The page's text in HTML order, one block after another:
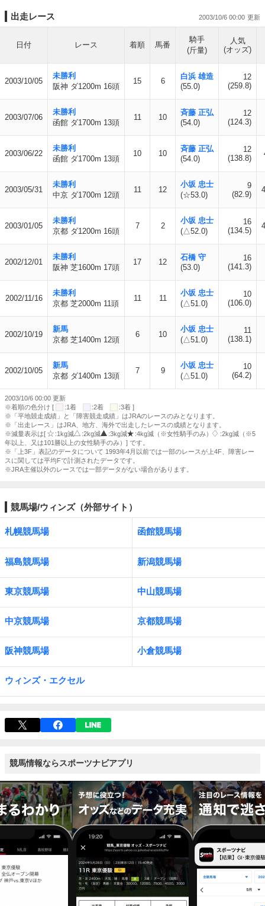
出走レース 2003/10/6 00:00
日付 レース 着順 馬番
騎手
(斤量)
人気
(オッズ)
2003/10/05
未勝利
阪神 ダ1200m 16頭
15 6
白浜 雄造
(55.0)
12
(259.8)
2003/07/06
未勝利
函館 ダ1700m 13頭
11 10
斉藤 正弘
(54.0)
12
(124.3)
2003/06/22
未勝利
函館 ダ1700m 13頭
10 10
斉藤 正弘
(54.0)
12
(138.8)
2003/05/31
未勝利
中京 ダ1700m 12頭
11 12
小坂 忠士
(☆53.0)
9
(82.9)
2003/01/05
未勝利
京都 ダ1200m 16頭
7 2
小坂 忠士
(△52.0)
16
(134.5)
2002/12/01
未勝利
阪神 芝1600m 17頭
17 12
石橋 守
(53.0)
16
(141.3)
2002/11/16
未勝利
京都 芝2000m 11頭
11 11
小坂 忠士
(△51.0)
10
(106.0)
2002/10/19
新馬
京都 芝1400m 12頭
6 10
小坂 忠士
(△51.0)
11
(138.1)
2002/10/05
新馬
京都 ダ1400m 13頭
7 9
小坂 忠士
(△51.0)
10
(64.2)
2003/10/6 00:00 更新
※着順の色分け [
:1着 :2着
:3着 ]
※「平地競走成績」と「障害競走成績」はJRAのレースのみとなります。
※「出走レース」はJRA、地方、海外で出走したレースの成績となります。
※減量表示は[
:1kg減 :2kg減 :3kg減 :4kg減（※女性騎手のみ）
:2kg減（※5
年以上、又は101勝以上の女性騎手のみ）] です。
※「上3F」表記のデータについて 1993年4月以前では一部のレースが上4F、障害レー
スに関しては平均Fで計測されたデータです。
※JRA主催以外のレースでは一部データがない場合があります。
競馬場/ウィンズ（外部サイト）
札幌競馬場 函館競馬場
福島競馬場 新潟競馬場
東京競馬場 中山競馬場
中京競馬場 京都競馬場
阪神競馬場 小倉競馬場
ウィンズ・エクセル
競馬情報ならスポーツナビアプリ